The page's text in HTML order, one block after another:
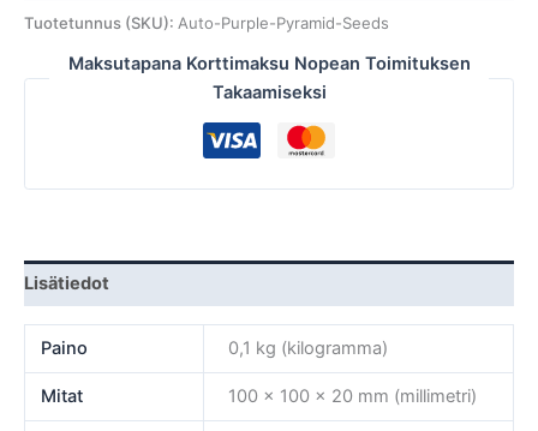
Tuotetunnus (SKU): Auto-Purple-Pyramid-Seeds
Maksutapana Korttimaksu Nopean Toimituksen
Takaamiseksi
Lisätiedot
Paino 0,1 kg (kilogramma)
Mitat 100 × 100 × 20 mm (millimetri)